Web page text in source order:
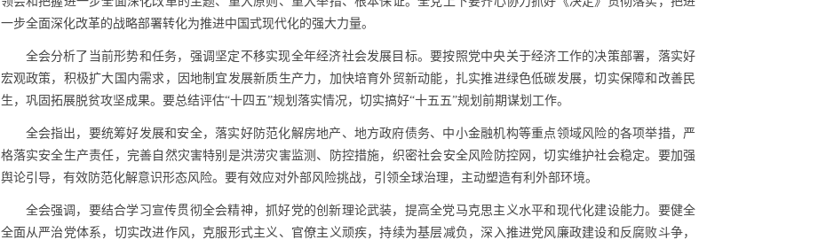
一步全面深化改革的战略部署转化为推进中国式现代化的强大力量。
全会分析了当前形势和任务，强调坚定不移实现全年经济社会发展目标。要按照党中央关于经济工作的决策部署，落实好
宏观政策，积极扩大国内需求，因地制宜发展新质生产力，加快培育外贸新动能，扎实推进绿色低碳发展，切实保障和改善民
生，巩固拓展脱贫攻坚成果。要总结评估“十四五”规划落实情况，切实搞好“十五五”规划前期谋划工作。
全会指出，要统筹好发展和安全，落实好防范化解房地产、地方政府债务、中小金融机构等重点领域风险的各项举措，严
格落实安全生产责任，完善自然灾害特别是洪涝灾害监测、防控措施，织密社会安全风险防控网，切实维护社会稳定。要加强
舆论引导，有效防范化解意识形态风险。要有效应对外部风险挑战，引领全球治理，主动塑造有利外部环境。
全会强调，要结合学习宣传贯彻全会精神，抓好党的创新理论武装，提高全党马克思主义水平和现代化建设能力。要健全
全面从严治党体系，切实改进作风，克服形式主义、官僚主义顽疾，持续为基层减负，深入推进党风廉政建设和反腐败斗争，